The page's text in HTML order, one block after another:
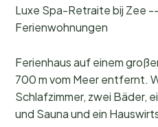
Luxe Spa-Retraite bij Zee
Ferienwohnungen
Ferienhaus auf einem
700 m vom Meer entfernt.
Schlafzimmer, zwei Bäder,
und Sauna und ein